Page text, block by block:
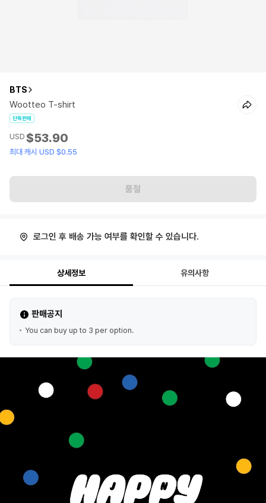
BTS
Wootteo T-shirt
단독판매
USD $53.90
최대 캐시 USD $0.55
품절
로그인 후 배송 가능 여부를 확인할 수 있습니다.
상세정보 유의사항
판매공지
You can buy up to 3 per option.